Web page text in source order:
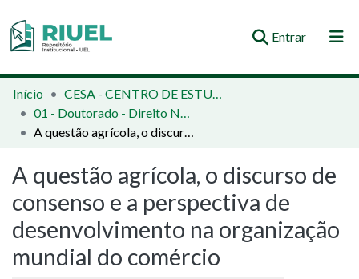
Entrar(current)
Orientações e Normas
Comunidades e Coleções
Estatísticas
Início
CESA - CENTRO DE ESTUDOS SOCIAIS APLICADOS
01 - Doutorado - Direito Negocial
A questão agrícola, o discurso de consenso e a perspectiva de desenvolvimento na organização mundial do comércio
A questão agrícola, o discurso de
consenso e a perspectiva de
desenvolvimento na organização
mundial do comércio